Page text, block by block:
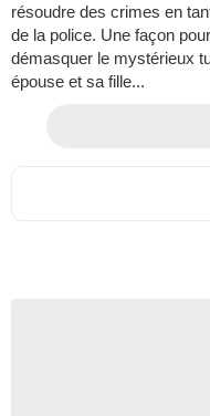
résoudre des crimes en
de la police. Une façon
démasquer le mystérieux
épouse et sa fille...